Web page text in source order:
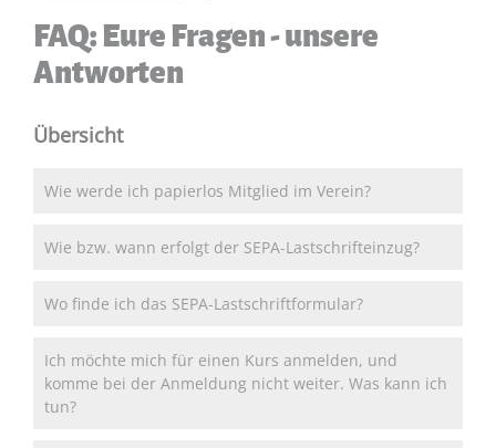
FAQ: Eure Fragen - unsere
Antworten
Übersicht
Wie werde ich papierlos Mitglied im Verein?
Wie bzw. wann erfolgt der SEPA-Lastschrifteinzug?
Wo finde ich das SEPA-Lastschriftformular?
Ich möchte mich für einen Kurs anmelden, und
komme bei der Anmeldung nicht weiter. Was kann ich
tun?